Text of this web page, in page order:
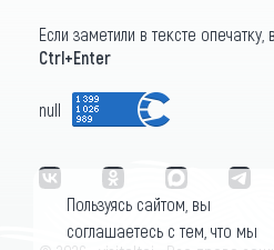
Если заметили в тексте
Ctrl+Enter
null
Пользуясь сайтом, вы
соглашаетесь с тем, что мы